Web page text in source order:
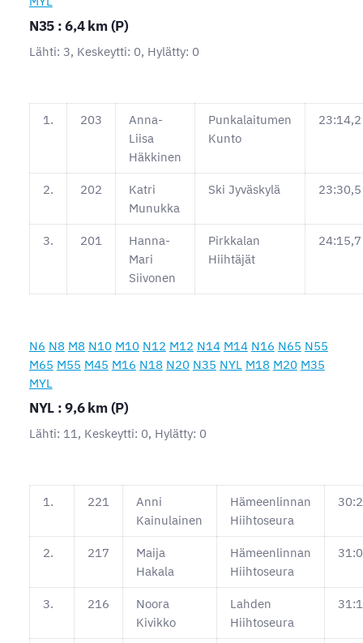
N35 : 6,4 km (P)
Lähti: 3, Keskeytti: 0, Hylätty: 0
1. 203
Anna-
Liisa
Häkkinen
Punkalaitumen
Kunto
23:14,2
2. 202
Katri
Munukka
Ski Jyväskylä 23:30,5
3. 201
Hanna-
Mari
Siivonen
Pirkkalan
Hiihtäjät
24:15,7
N6 N8 M8 N10 M10 N12 M12 N14 M14 N16 N65 N55
M65 M55 M45 M16 N18 N20 N35 NYL M18 M20 M35
MYL
NYL : 9,6 km (P)
Lähti: 11, Keskeytti: 0, Hylätty: 0
1. 221
Anni
Kainulainen
Hämeenlinnan
Hiihtoseura
2. 217
Maija
Hakala
Hämeenlinnan
Hiihtoseura
3. 216
Noora
Kivikko
Lahden
Hiihtoseura